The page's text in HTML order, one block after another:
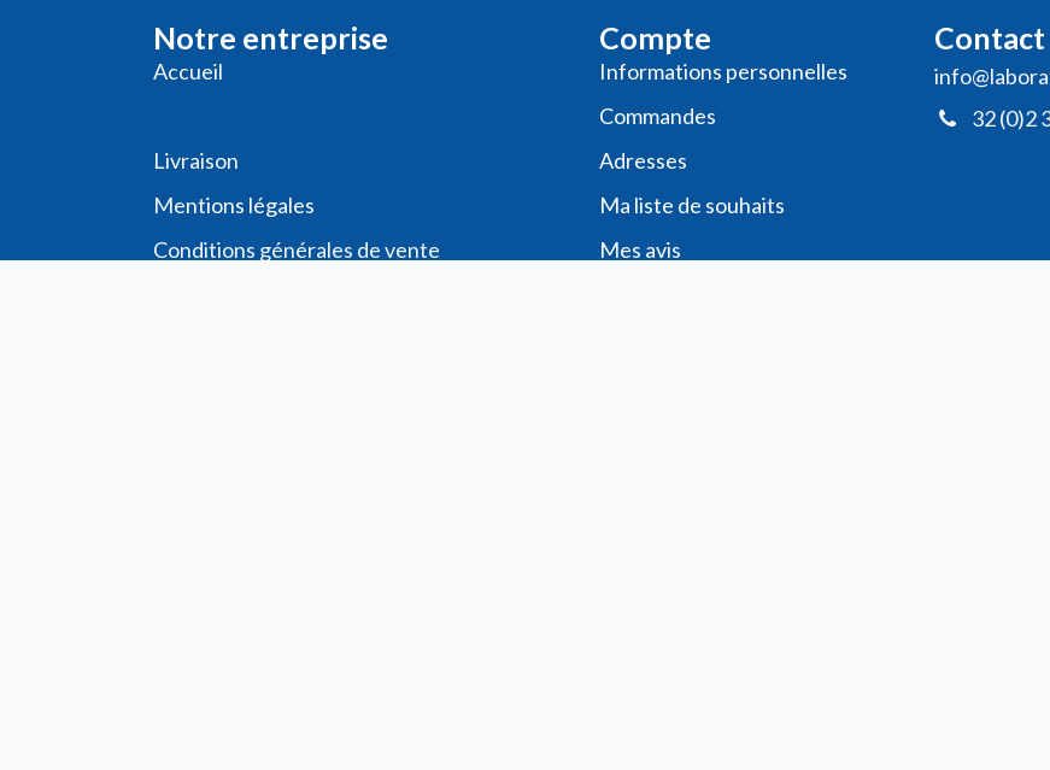
Notre entreprise
Accueil
Livraison
Mentions légales
Conditions générales de vente
Compte
Informations personnelles
Commande​s
Adresses
Ma liste de souhaits
Mes avis
Contact
32 (0)2